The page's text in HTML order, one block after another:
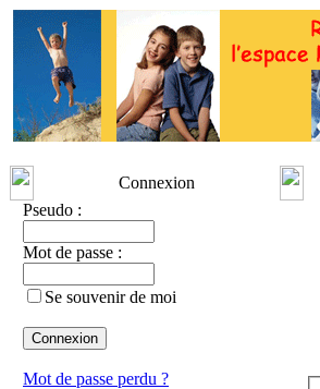
Connexion
Pseudo :
Mot de passe :
Se souvenir de moi
Mot de passe perdu ?